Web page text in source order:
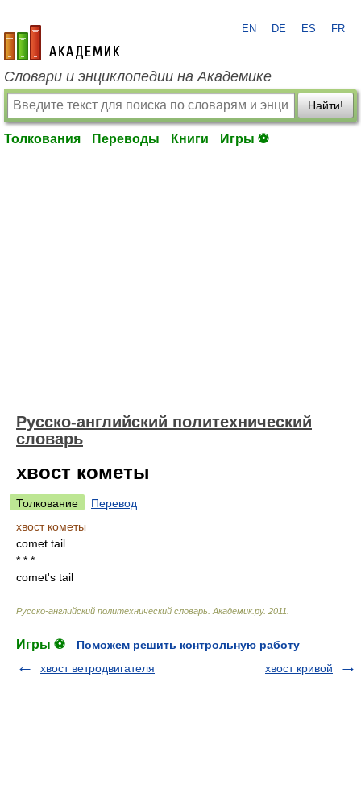
academic.ru
EN DE ES FR
Словари и энциклопедии на Академике
Найти!
Толкования Переводы Книги Игры ⚽
Русско-английский политехнический
словарь
хвост кометы
Толкование
Перевод
хвост кометы
comet tail
* * *
comet's tail
Русско-английский политехнический словарь Академик.ру. 2011
Игры ⚽
Поможем решить контрольную работу
хвост ветродвигателя
хвост кривой